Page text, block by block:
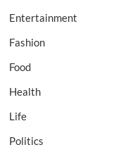
Entertainment
Fashion
Food
Health
Life
Politics